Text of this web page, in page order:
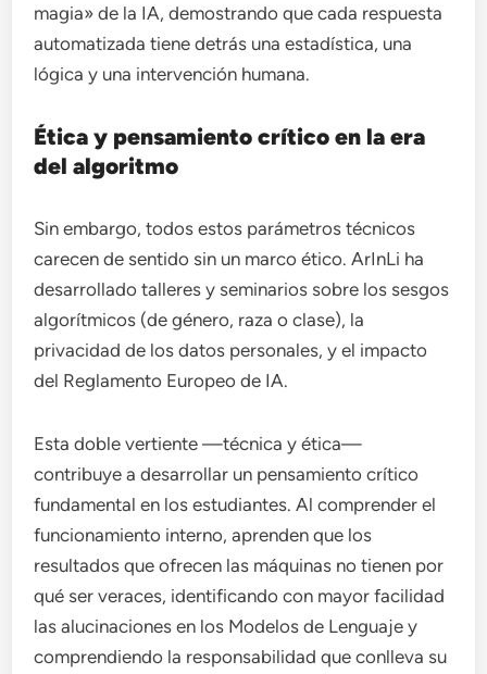
magia» de la IA, demostrando que cada respuesta
automatizada tiene detrás una estadística, una
lógica y una intervención humana.
Ética y pensamiento crítico en la era
del algoritmo
Sin embargo, todos estos parámetros técnicos
carecen de sentido sin un marco ético. ArInLi ha
desarrollado talleres y seminarios sobre los sesgos
algorítmicos (de género, raza o clase), la
privacidad de los datos personales, y el impacto
del Reglamento Europeo de IA.
Esta doble vertiente —técnica y ética—
contribuye a desarrollar un pensamiento crítico
fundamental en los estudiantes. Al comprender el
funcionamiento interno, aprenden que los
resultados que ofrecen las máquinas no tienen por
qué ser veraces, identificando con mayor facilidad
las alucinaciones en los Modelos de Lenguaje y
comprendiendo la responsabilidad que conlleva su